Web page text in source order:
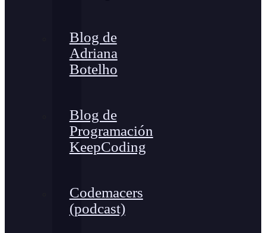
Blog de
Adriana
Botelho
Blog de
Programación
KeepCoding
Codemacers
(podcast)